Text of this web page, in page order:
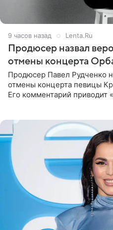
9 часов назад Lenta.Ru
Продюсер назвал
отмены концерта
Продюсер Павел Рудченко
отмены концерта певицы
Его комментарий приводит